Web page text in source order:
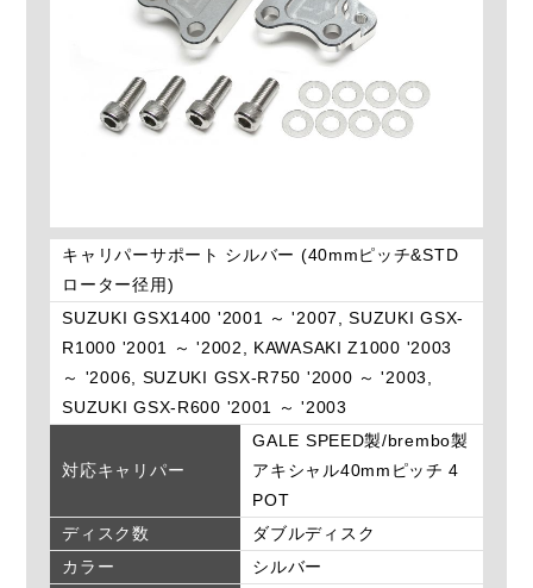
キャリパーサポート シルバー (40mmピッチ&STD
ローター径用)
SUZUKI GSX1400 '2001 ～ '2007, SUZUKI GSX-
R1000 '2001 ～ '2002, KAWASAKI Z1000 '2003
～ '2006, SUZUKI GSX-R750 '2000 ～ '2003,
SUZUKI GSX-R600 '2001 ～ '2003
対応キャリパー
GALE SPEED製/brembo製
アキシャル40mmピッチ 4
POT
ディスク数
ダブルディスク
カラー
シルバー